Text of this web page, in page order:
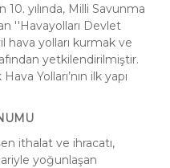
yılında, Milli Savunma
''Havayolları Devlet
hava yolları kurmak ve
yetkilendirilmiştir.
Yolları’nın ilk yapı
ithalat ve ihracatı,
yoğunlaşan